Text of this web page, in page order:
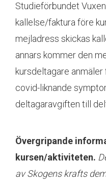
Studieförbundet
kallelse/faktura före
mejladress skickas
annars kommer den
kursdeltagare
covid-liknande
deltagaravgiften till
Övergripande
kursen/aktiviteten.
av Skogens krafts